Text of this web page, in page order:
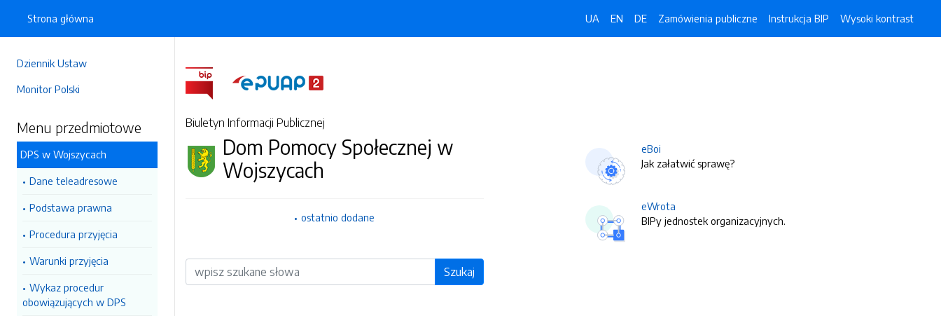
Dziennik Ustaw
Monitor Polski
Menu przedmiotowe
DPS w Wojszycach
Dane teleadresowe
Podstawa prawna
Procedura przyjęcia
Warunki przyjęcia
Wykaz procedur
obowiązujących w DPS
Strona główna UA EN DE Zamówienia publiczne Instrukcja BIP Wysoki kontrast
Biuletyn Informacji Publicznej
Dom Pomocy Społecznej w
Wojszycach
ostatnio dodane
Wyszukiwarka Szukaj
eBoi
Jak załatwić sprawę?
eWrota
BIPy jednostek organizacyjnych.